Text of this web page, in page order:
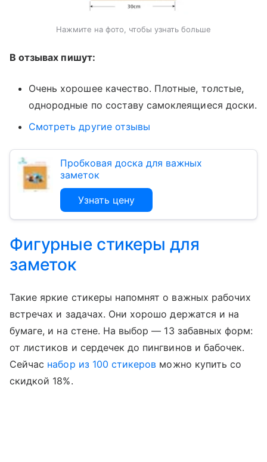
Нажмите на фото, чтобы узнать больше
В отзывах пишут:
Очень хорошее качество. Плотные, толстые,
однородные по составу самоклеящиеся доски.
Смотреть другие отзывы
Пробковая доска для важных
заметок
Узнать цену
Фигурные стикеры для
заметок
Такие яркие стикеры напомнят о важных рабочих
встречах и задачах. Они хорошо держатся и на
бумаге, и на стене. На выбор — 13 забавных форм:
от листиков и сердечек до пингвинов и бабочек.
Сейчас набор из 100 стикеров можно купить со
скидкой 18%.